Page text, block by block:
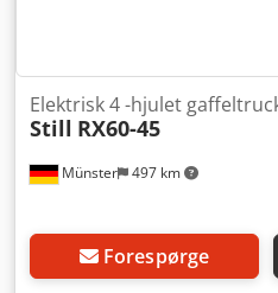
Münster 497 km
Elektrisk 4 -hjulet
Still RX60-45
Forespørge